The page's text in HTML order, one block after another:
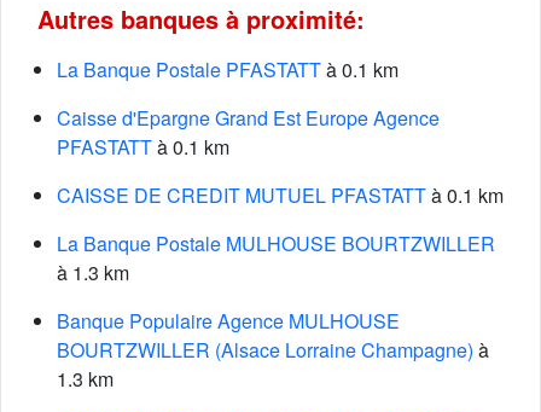
Autres banques à proximité:
La Banque Postale PFASTATTà 0.1 km
Caisse d'Epargne Grand Est Europe Agence
PFASTATTà 0.1 km
CAISSE DE CREDIT MUTUEL PFASTATTà 0.1 km
La Banque Postale MULHOUSE BOURTZWILLER
à 1.3 km
Banque Populaire Agence MULHOUSE
BOURTZWILLER (Alsace Lorraine Champagne) à
1.3 km